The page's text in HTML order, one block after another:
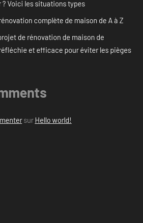
Voici les situations types
complète de maison de A à Z
de rénovation de maison de
et efficace pour éviter les pièges
sur Hello world!